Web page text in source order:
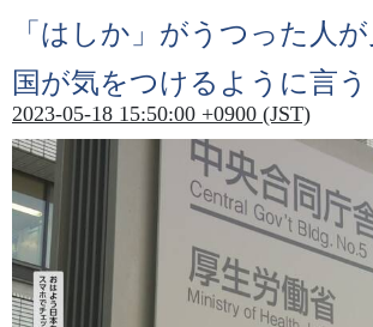
「はしか」がうつった 人 が
国が気をつけるように言う
2023-05-18 15:50:00 +0900 (JST)